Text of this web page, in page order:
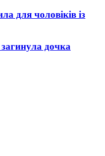
для чоловіків із
дочка